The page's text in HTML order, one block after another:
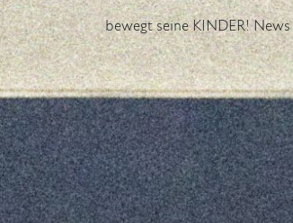
bewegt seine KINDER!News